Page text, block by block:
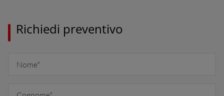
Richiedi preventivo